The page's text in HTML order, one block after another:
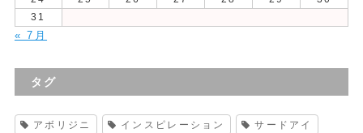
31
« 7月
タグ
アボリジニ インスピレーション サードアイ